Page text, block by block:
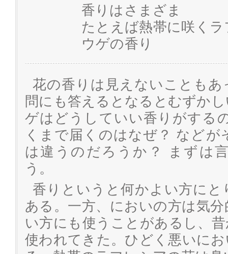
香りはさまざま
たとえば熱帯に咲く
ウゲの香り
花の香りは見えないことも
問にも答えるとなるとむずか
ゲはどうしていい香りがする
くまで届くのはなぜ？ など
は違うのだろうか？ まずは
う。
香りというと何かよい方に
ある。一方、においの方は気
い方にも使うことがあるし、
使われてきた。ひどく悪いに